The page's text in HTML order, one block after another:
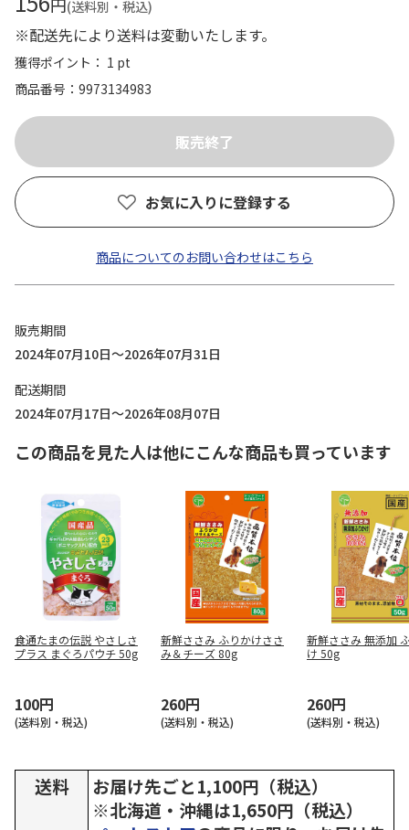
(送料別・税込)
※配送先により送料は変動いたします。
獲得ポイント： 1 pt
商品番号
9973134983
お気に入りに登録する
商品についてのお問い合わせはこちら
販売期間
2024年07月10日～2026年07月31日
配送期間
2024年07月17日～2026年08月07日
この商品を見た人は他にこんな商品も買っています
食通たまの伝説 やさしさ
プラス まぐろパウチ 50g
100円
(送料別・税込)
新鮮ささみ ふりかけささ
み＆チーズ 80g
260円
(送料別・税込)
新鮮ささみ 無添加
け 50g
260円
(送料別・税込)
送料
お届け先ごと1,100円（税込）
※北海道・沖縄は1,650円（税込）